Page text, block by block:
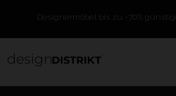
Designermöbel bis zu -70%